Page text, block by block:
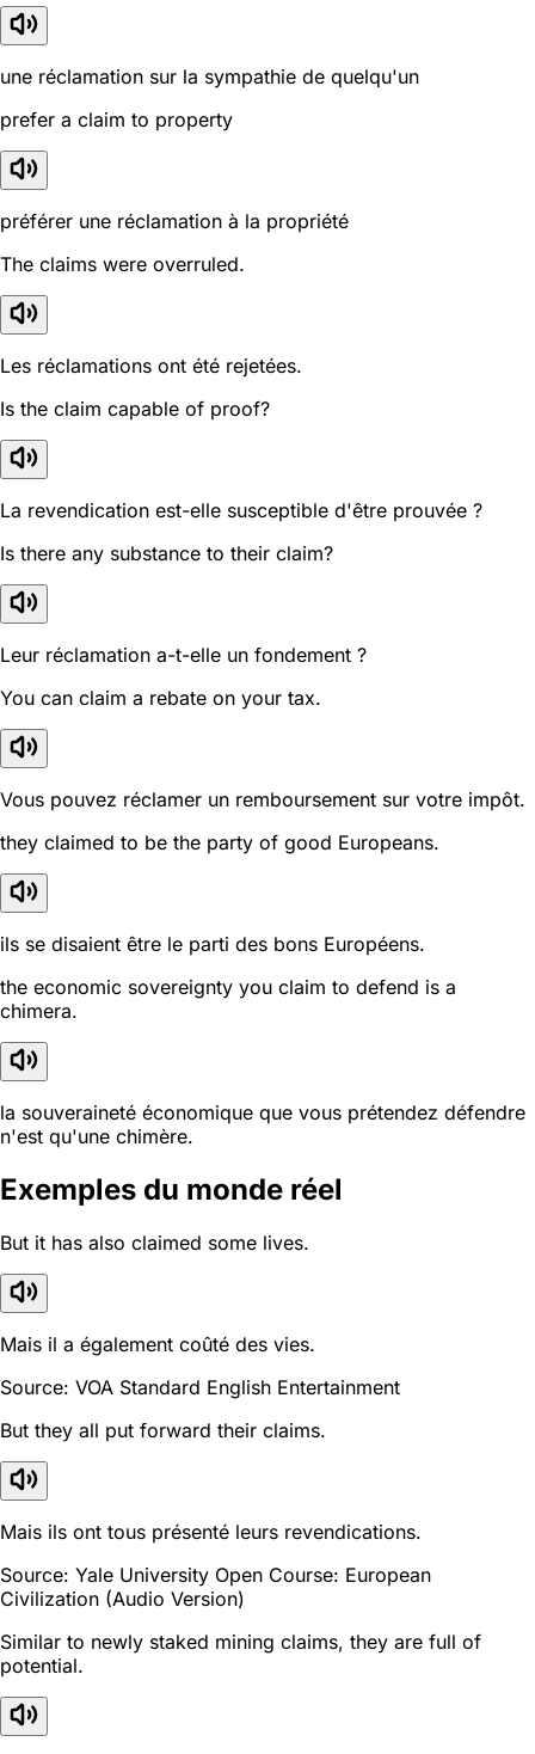
une réclamation sur la sympathie de quelqu'un
prefer a claim to property
préférer une réclamation à la propriété
The claims were overruled.
Les réclamations ont été rejetées.
Is the claim capable of proof?
La revendication est-elle susceptible d'être prouvée ?
Is there any substance to their claim?
Leur réclamation a-t-elle un fondement ?
You can claim a rebate on your tax.
Vous pouvez réclamer un remboursement sur votre impôt.
they claimed to be the party of good Europeans.
ils se disaient être le parti des bons Européens.
the economic sovereignty you claim to defend is a
chimera.
la souveraineté économique que vous prétendez défendre
n'est qu'une chimère.
Exemples du monde réel
But it has also claimed some lives.
Mais il a également coûté des vies.
Source: VOA Standard English Entertainment
But they all put forward their claims.
Mais ils ont tous présenté leurs revendications.
Source: Yale University Open Course: European
Civilization (Audio Version)
Similar to newly staked mining claims, they are full of
potential.